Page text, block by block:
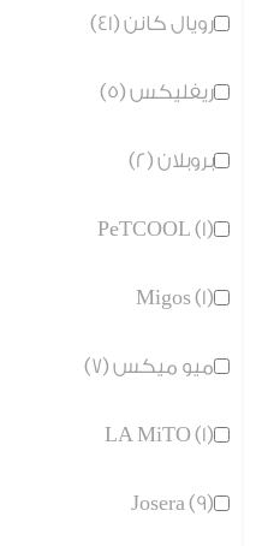
رويال كانن (41)
ريفليكس (5)
بروبلان (2)
PeTCOOL (1)
Migos (1)
ميو ميكس (7)
LA MiTO (1)
Josera (9)